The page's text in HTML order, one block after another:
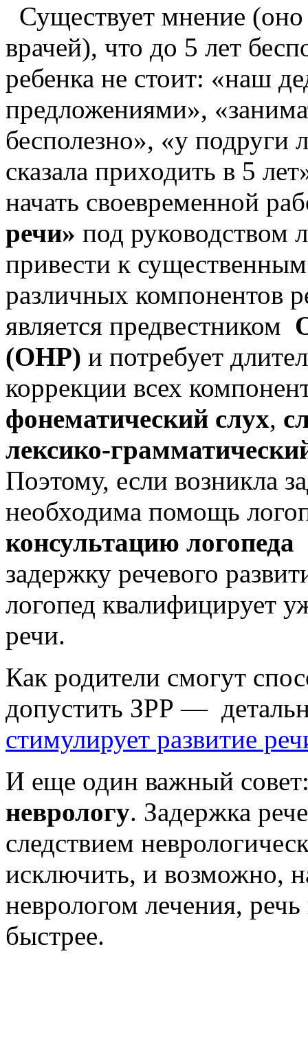
Существует мнение (оно
врачей), что до 5 лет
ребенка не стоит: «наш
предложениями»,
бесполезно», «у подруги
сказала приходить в 5
начать своевременной
речи» под руководством
привести к
различных компонентов
является предвестником
(ОНР) и потребует
коррекции всех
фонематический слух,
лексико-
Поэтому, если возникла
необходима помощь
консультацию логопеда
задержку речевого
логопед квалифицирует
речи.
Как родители смогут
допустить ЗРР —
стимулирует развитие
И еще один важный совет:
неврологу. Задержка
следствием
исключить, и возможно,
неврологом лечения, речь
быстрее.